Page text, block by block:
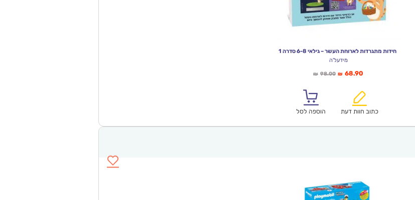
חידות מתגרדות לארוחת העשר – גילאי 6-8 סדרה 1
מידעל'ה
₪ 98.00המחיר
₪98.00.
₪ 68.90
הוא:
כתוב חוות דעת
הוספה לסל